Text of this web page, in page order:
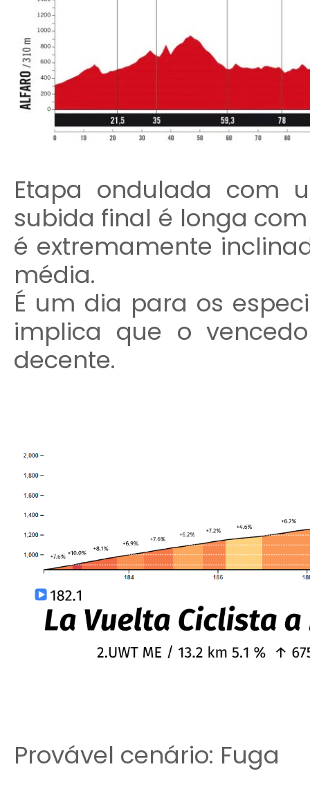
Etapa ondulada com
subida final é longa
é extremamente
média.
É um dia para os
implica que o
decente.
Provável cenário: Fuga